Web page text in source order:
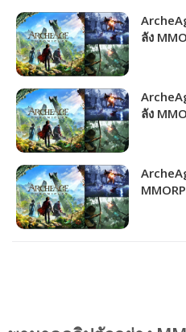
ลัง
ลัง